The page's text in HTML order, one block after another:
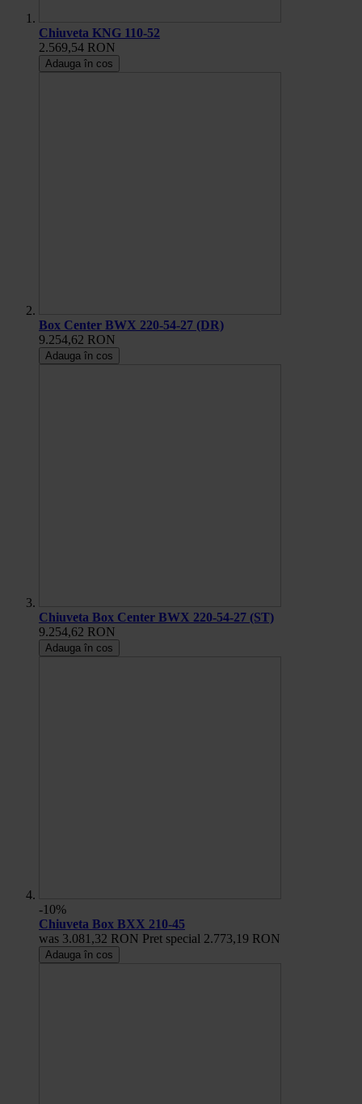
Chiuveta KNG 110-52
2.569,54 RON
Adauga în cos
Box Center BWX 220-54-27 (DR)
9.254,62 RON
Adauga în cos
Chiuveta Box Center BWX 220-54-27 (ST)
9.254,62 RON
Adauga în cos
-10%
Chiuveta Box BXX 210-45
was 3.081,32 RON Pret special 2.773,19 RON
Adauga în cos